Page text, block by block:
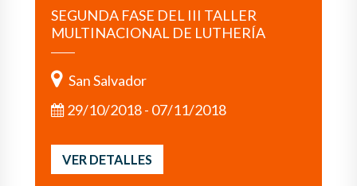
SEGUNDA FASE DEL III TALLER
MULTINACIONAL DE LUTHERÍA
San Salvador
29/10/2018 - 07/11/2018
VER DETALLES